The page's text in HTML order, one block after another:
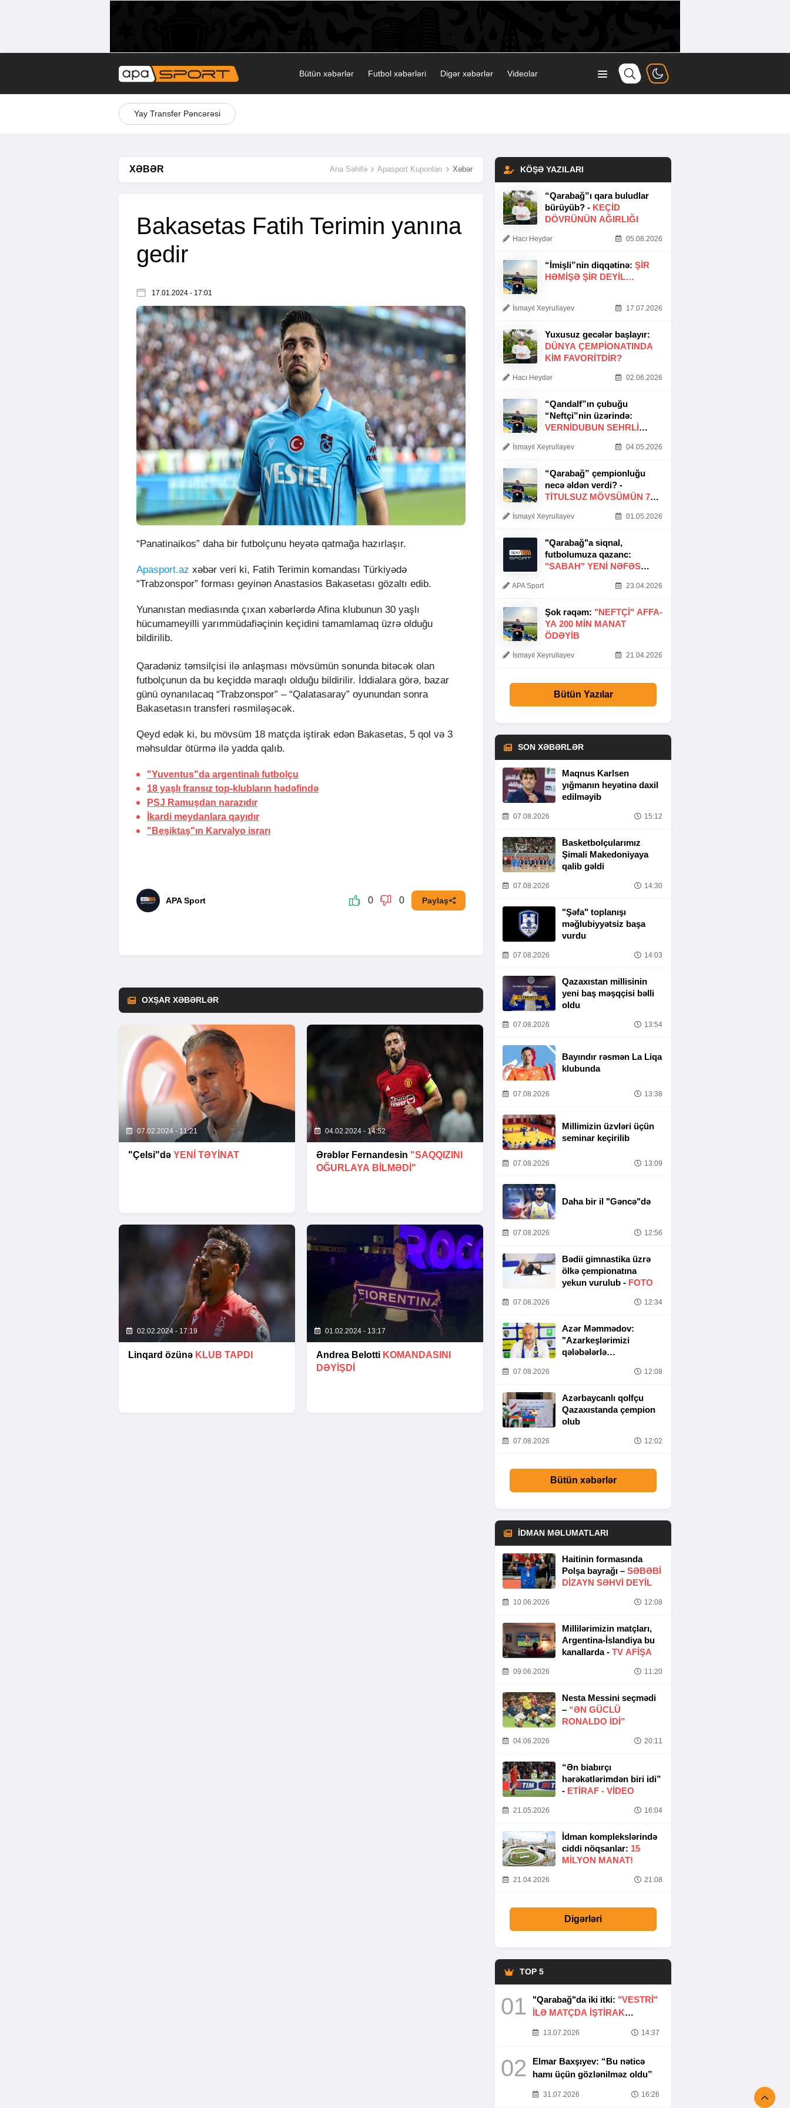
Bütün xəbərlər Futbol xəbərləri Digər xəbərlər Videolar
Yay Transfer Pəncərəsi
XƏBƏR Ana Səhifə Apasport Kuponları Xəbər
Bakasetas Fatih Terimin yanına
gedir
17.01.2024 - 17:01
“Panatinaikos” daha bir futbolçunu heyətə qatmağa hazırlaşır.
Apasport.az xəbər veri ki, Fatih Terimin komandası Türkiyədə
“Trabzonspor” forması geyinən Anastasios Bakasetası gözaltı edib.
Yunanıstan mediasında çıxan xəbərlərdə Afina klubunun 30 yaşlı
hücumameyilli yarımmüdafiəçinin keçidini tamamlamaq üzrə olduğu
bildirilib.
Qaradəniz təmsilçisi ilə anlaşması mövsümün sonunda bitəcək olan
futbolçunun da bu keçiddə maraqlı olduğu bildirilir. İddialara görə, bazar
günü oynanılacaq “Trabzonspor” – “Qalatasaray” oyunundan sonra
Bakasetasın transferi rəsmiləşəcək.
Qeyd edək ki, bu mövsüm 18 matçda iştirak edən Bakasetas, 5 qol və 3
məhsuldar ötürmə ilə yadda qalıb.
"Yuventus"da argentinalı futbolçu
18 yaşlı fransız top-klubların hədəfində
PSJ Ramuşdan narazıdır
İkardi meydanlara qayıdır
"Beşiktaş"ın Karvalyo israrı
APA Sport 0 0 Paylaş
OXŞAR XƏBƏRLƏR
07.02.2024 - 11:21
"Çelsi"də YENI TƏYINAT
04.02.2024 - 14:52
Ərəblər Fernandesin "SAQQIZINI
OĞURLAYA BILMƏDI"
02.02.2024 - 17:19
Linqard özünə KLUB TAPDI
01.02.2024 - 13:17
Andrea Belotti KOMANDASINI
DƏYIŞDI
KÖŞƏ YAZILARI
“Qarabağ”ı qara buludlar
bürüyüb? - KEÇID
DÖVRÜNÜN AĞIRLIĞI
Hacı Heydər 05.08.2026
“İmişli”nin diqqətinə: ŞIR
HƏMIŞƏ ŞIR DEYIL…
İsmayıl Xeyrullayev 17.07.2026
Yuxusuz gecələr başlayır:
DÜNYA ÇEMPIONATINDA
KIM FAVORITDIR?
Hacı Heydər 02.06.2026
“Qandalf”ın çubuğu
“Neftçi”nin üzərində:
VERNİDUBUN SEHRLİ
İsmayıl Xeyrullayev 04.05.2026
“Qarabağ” çempionluğu
necə əldən verdi? -
TITULSUZ MÖVSÜMÜN 7
İsmayıl Xeyrullayev 01.05.2026
"Qarabağ"a siqnal,
futbolumuza qazanc:
"SABAH" YENI NƏFƏS
APA Sport 23.04.2026
Şok rəqəm: "NEFTÇI" AFFA-
YA 200 MIN MANAT
ÖDƏYIB
İsmayıl Xeyrullayev 21.04.2026
Bütün Yazılar
SON XƏBƏRLƏR
Maqnus Karlsen
yığmanın heyətinə daxil
edilməyib
07.08.2026 15:12
Basketbolçularımız
Şimali Makedoniyaya
qalib gəldi
07.08.2026 14:30
"Şəfa" toplanışı
məğlubiyyətsiz başa
vurdu
07.08.2026 14:03
Qazaxıstan millisinin
yeni baş məşqçisi bəlli
oldu
07.08.2026 13:54
Bayındır rəsmən La Liqa
klubunda
07.08.2026 13:38
Millimizin üzvləri üçün
seminar keçirilib
07.08.2026 13:09
Daha bir il "Gəncə"də
07.08.2026 12:56
Bədii gimnastika üzrə
ölkə çempionatına
yekun vurulub - FOTO
07.08.2026 12:34
Azər Məmmədov:
"Azarkeşlərimizi
qələbələrlə
07.08.2026 12:08
Azərbaycanlı qolfçu
Qazaxıstanda çempion
olub
07.08.2026 12:02
Bütün xəbərlər
İDMAN MƏLUMATLARI
Haitinin formasında
Polşa bayrağı – SƏBƏBI
DIZAYN SƏHVI DEYIL
10.06.2026 12:08
Millilərimizin matçları,
Argentina-İslandiya bu
kanallarda - TV AFİŞA
09.06.2026 11:20
Nesta Messini seçmədi
– “ƏN GÜCLÜ
RONALDO IDI”
04.06.2026 20:11
“Ən biabırçı
hərəkətlərimdən biri idi”
- ETIRAF - VİDEO
21.05.2026 16:04
İdman komplekslərində
ciddi nöqsanlar: 15
MILYON MANAT!
21.04.2026 21:08
Digərləri
TOP 5
01 "Qarabağ"da iki itki: "VESTRİ"
İLƏ MATÇDA İŞTİRAK
13.07.2026 14:37
02
Elmar Baxşıyev: “Bu nəticə
hamı üçün gözlənilməz oldu”
31.07.2026 16:26